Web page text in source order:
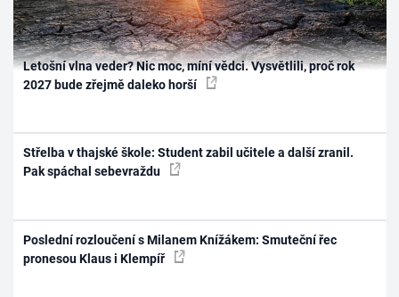
Letošní vlna veder? Nic moc, míní vědci. Vysvětlili, proč rok
2027 bude zřejmě daleko horší
Střelba v thajské škole: Student zabil učitele a další zranil.
Pak spáchal sebevraždu
Poslední rozloučení s Milanem Knížákem: Smuteční řec
pronesou Klaus i Klempíř